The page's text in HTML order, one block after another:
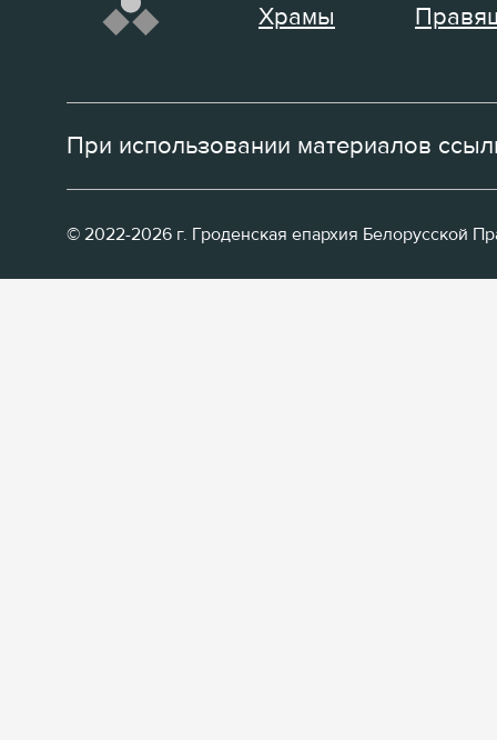
Храмы
При использовании материалов
© 2022-2026 г. Гроденская епархия Белорусской